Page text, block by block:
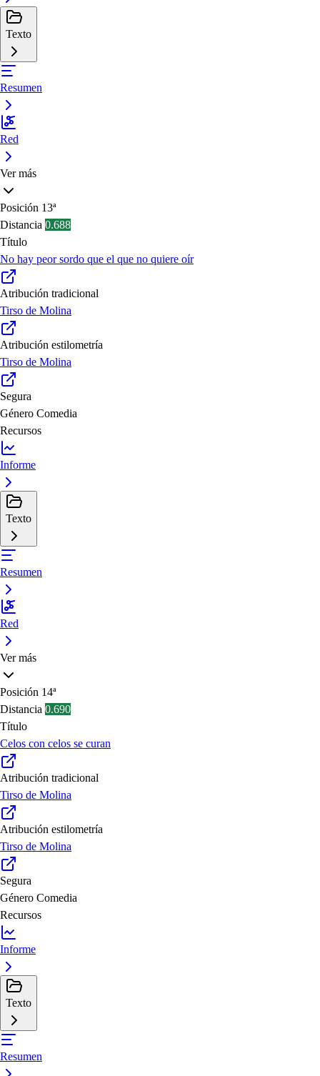
Texto
Resumen
Red
Ver más
Posición 13ª
Distancia 0.688
Título
No hay peor sordo que el que no quiere oír
Atribución tradicional
Tirso de Molina
Atribución estilometría
Tirso de Molina
Segura
Género Comedia
Recursos
Informe
Texto
Resumen
Red
Ver más
Posición 14ª
Distancia 0.690
Título
Celos con celos se curan
Atribución tradicional
Tirso de Molina
Atribución estilometría
Tirso de Molina
Segura
Género Comedia
Recursos
Informe
Texto
Resumen